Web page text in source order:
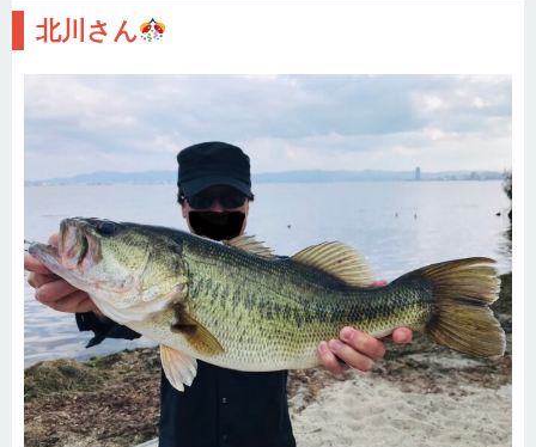
北川さん